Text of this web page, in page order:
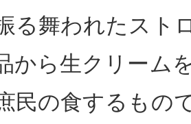
る舞われたスト
から生クリーム
民の食するもの